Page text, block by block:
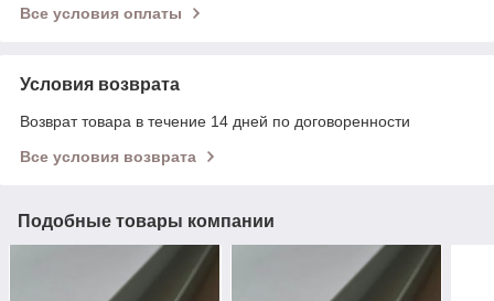
Все условия оплаты
Условия возврата
Возврат товара в течение 14 дней по договоренности
Все условия возврата
Подобные товары компании